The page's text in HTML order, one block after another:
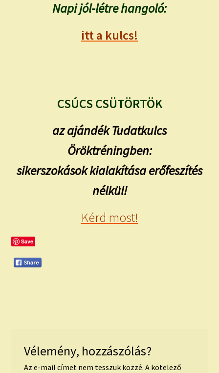
Napi jól-létre hangoló:
itt a kulcs!
CSÚCS CSÜTÖRTÖK
az ajándék Tudatkulcs
Öröktréningben:
sikerszokások kialakítása erőfeszítés
nélkül!
Kérd most!
Save
Vélemény, hozzászólás?
Az e-mail címet nem tesszük közzé. A kötelező